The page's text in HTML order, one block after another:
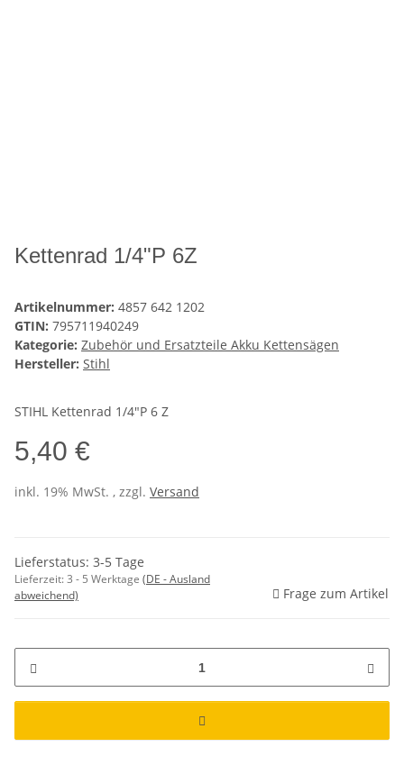
Kettenrad 1/4"P 6Z
Artikelnummer: 4857 642 1202
GTIN: 795711940249
Kategorie: Zubehör und Ersatzteile Akku Kettensägen
Hersteller: Stihl
STIHL Kettenrad 1/4"P 6 Z
5,40 €
inkl. 19% MwSt. , zzgl. Versand
Lieferstatus: 3-5 Tage
Lieferzeit:3 - 5 Werktage (DE - Ausland
abweichend)
Frage zum Artikel